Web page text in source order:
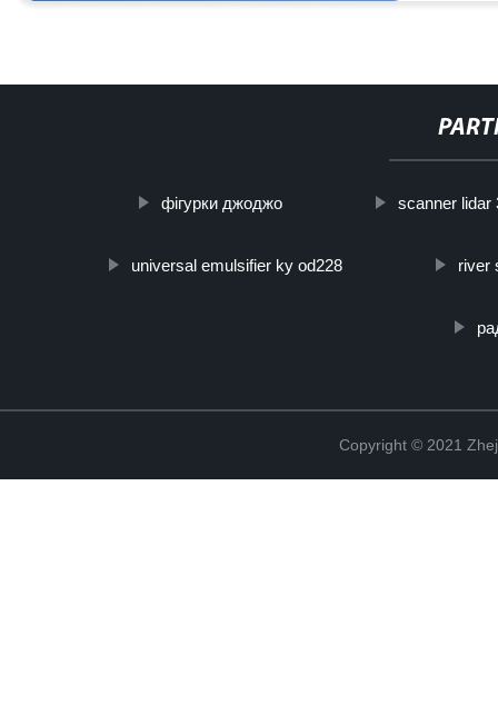
фігурки джоджо scanner lidar
universal emulsifier ky od228 river
Copyright © 2021